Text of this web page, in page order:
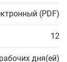
(PDF)
12
дня(ей)